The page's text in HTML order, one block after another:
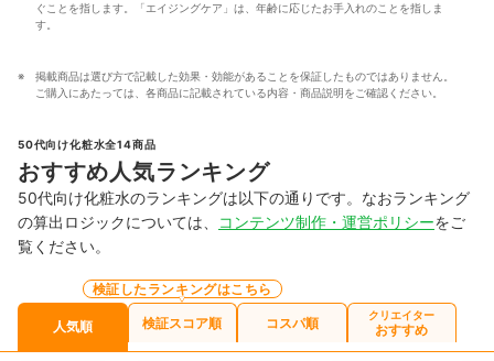
ぐことを指します。「エイジングケア」は、年齢に応じたお手入れのことを指しま
す。
掲載商品は選び方で記載した効果・効能があることを保証したものではありません。
ご購入にあたっては、各商品に記載されている内容・商品説明をご確認ください。
50代向け化粧水全14商品
おすすめ人気ランキング
50代向け化粧水のランキングは以下の通りです。なおランキング
の算出ロジックについては、
コンテンツ制作・運営ポリシーをご
覧ください。
人気順
検証したランキングはこちら
検証スコア順 コスパ順 クリエイター
おすすめ